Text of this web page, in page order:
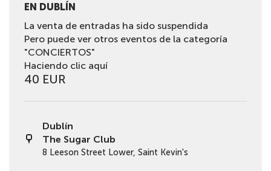
EN DUBLÍN
La venta de entradas ha sido suspendida
Pero puede ver otros eventos de la categoría
"CONCIERTOS"
Haciendo clic aquí
40 EUR
Dublín
The Sugar Club
8 Leeson Street Lower, Saint Kevin's